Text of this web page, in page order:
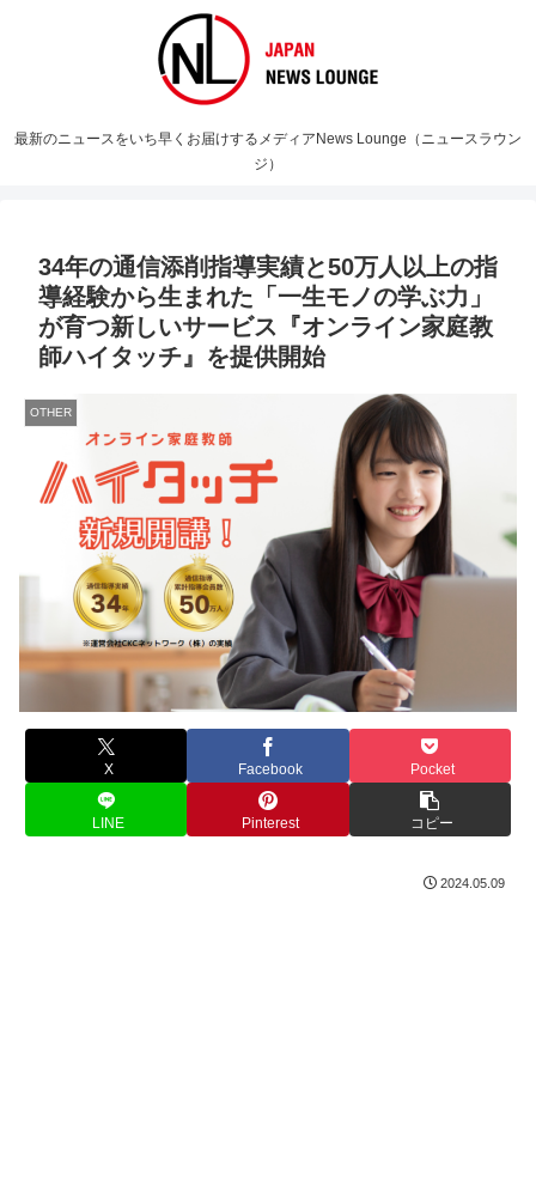
最新のニュースをいち早くお届けするメディアNews Lounge（ニュースラウン
ジ）
34年の通信添削指導実績と50万人以上の指
導経験から生まれた「一生モノの学ぶ力」
が育つ新しいサービス『オンライン家庭教
師ハイタッチ』を提供開始
OTHER
X Facebook Pocket
LINE Pinterest コピー
2024.05.09